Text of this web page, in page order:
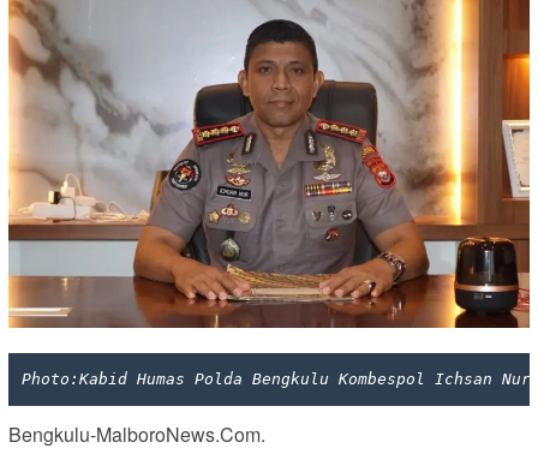
Photo:Kabid Humas Polda Bengkulu Kombespol Ichsan
Bengkulu-MalboroNews.Com.